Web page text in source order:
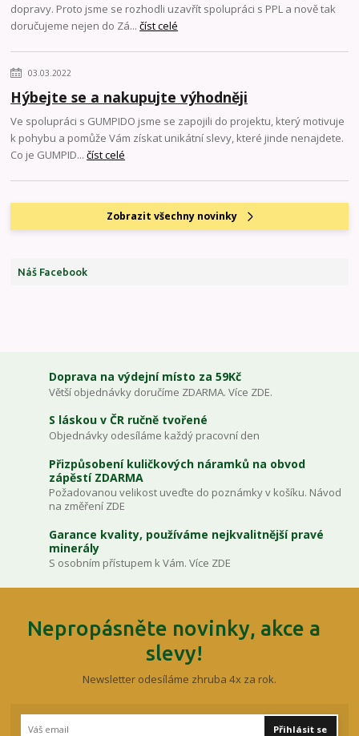
dopravy. Proto jsme se rozhodli uzavřít spolupráci s PPL a nově tak
doručujeme nejen do Zá...číst celé
03.03.2022
Hýbejte se a nakupujte výhodněji
Ve spolupráci s GUMPIDO jsme se zapojili do projektu, který motivuje
k pohybu a pomůže Vám získat unikátní slevy, které jinde nenajdete.
Co je GUMPID...číst celé
Zobrazit všechny novinky
Náš Facebook
Doprava na výdejní místo za 59Kč
Větší objednávky doručíme ZDARMA. Více ZDE.
S láskou v ČR ručně tvořené
Objednávky odesíláme každý pracovní den
Přizpůsobení kuličkových náramků na obvod
zápěstí ZDARMA
Požadovanou velikost uveďte do poznámky v košíku. Návod
na změření ZDE
Garance kvality, používáme nejkvalitnější pravé
minerály
S osobním přístupem k Vám. Více ZDE
Nepropásněte novinky, akce a
slevy!
Newsletter odesíláme zhruba 4x za rok.
Přihlásit se